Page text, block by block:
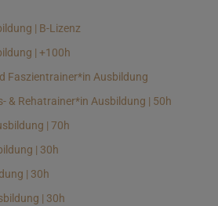
| B-Lizenz
| +100h
Faszientrainer*in Ausbildung
& Rehatrainer*in Ausbildung | 50h
| 70h
| 30h
| 30h
| 30h